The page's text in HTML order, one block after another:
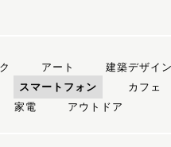
アート 建築デザイン
スマートフォン カフェ
家電 アウトドア